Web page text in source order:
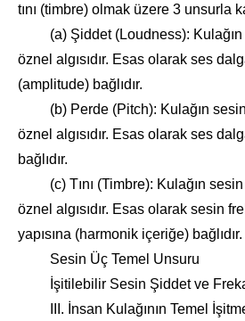
tını (timbre) olmak üzere 3 unsurla
(a) Şiddet (Loudness): Kulağın
öznel algısıdır. Esas olarak ses
(amplitude) bağlıdır.
(b) Perde (Pitch): Kulağın
öznel algısıdır. Esas olarak ses
bağlıdır.
(c) Tını (Timbre): Kulağın sesin
öznel algısıdır. Esas olarak sesin
yapısına (harmonik içeriğe) bağlıdır.
Sesin Üç Temel Unsuru
İşitilebilir Sesin Şiddet ve
III. İnsan Kulağının Temel